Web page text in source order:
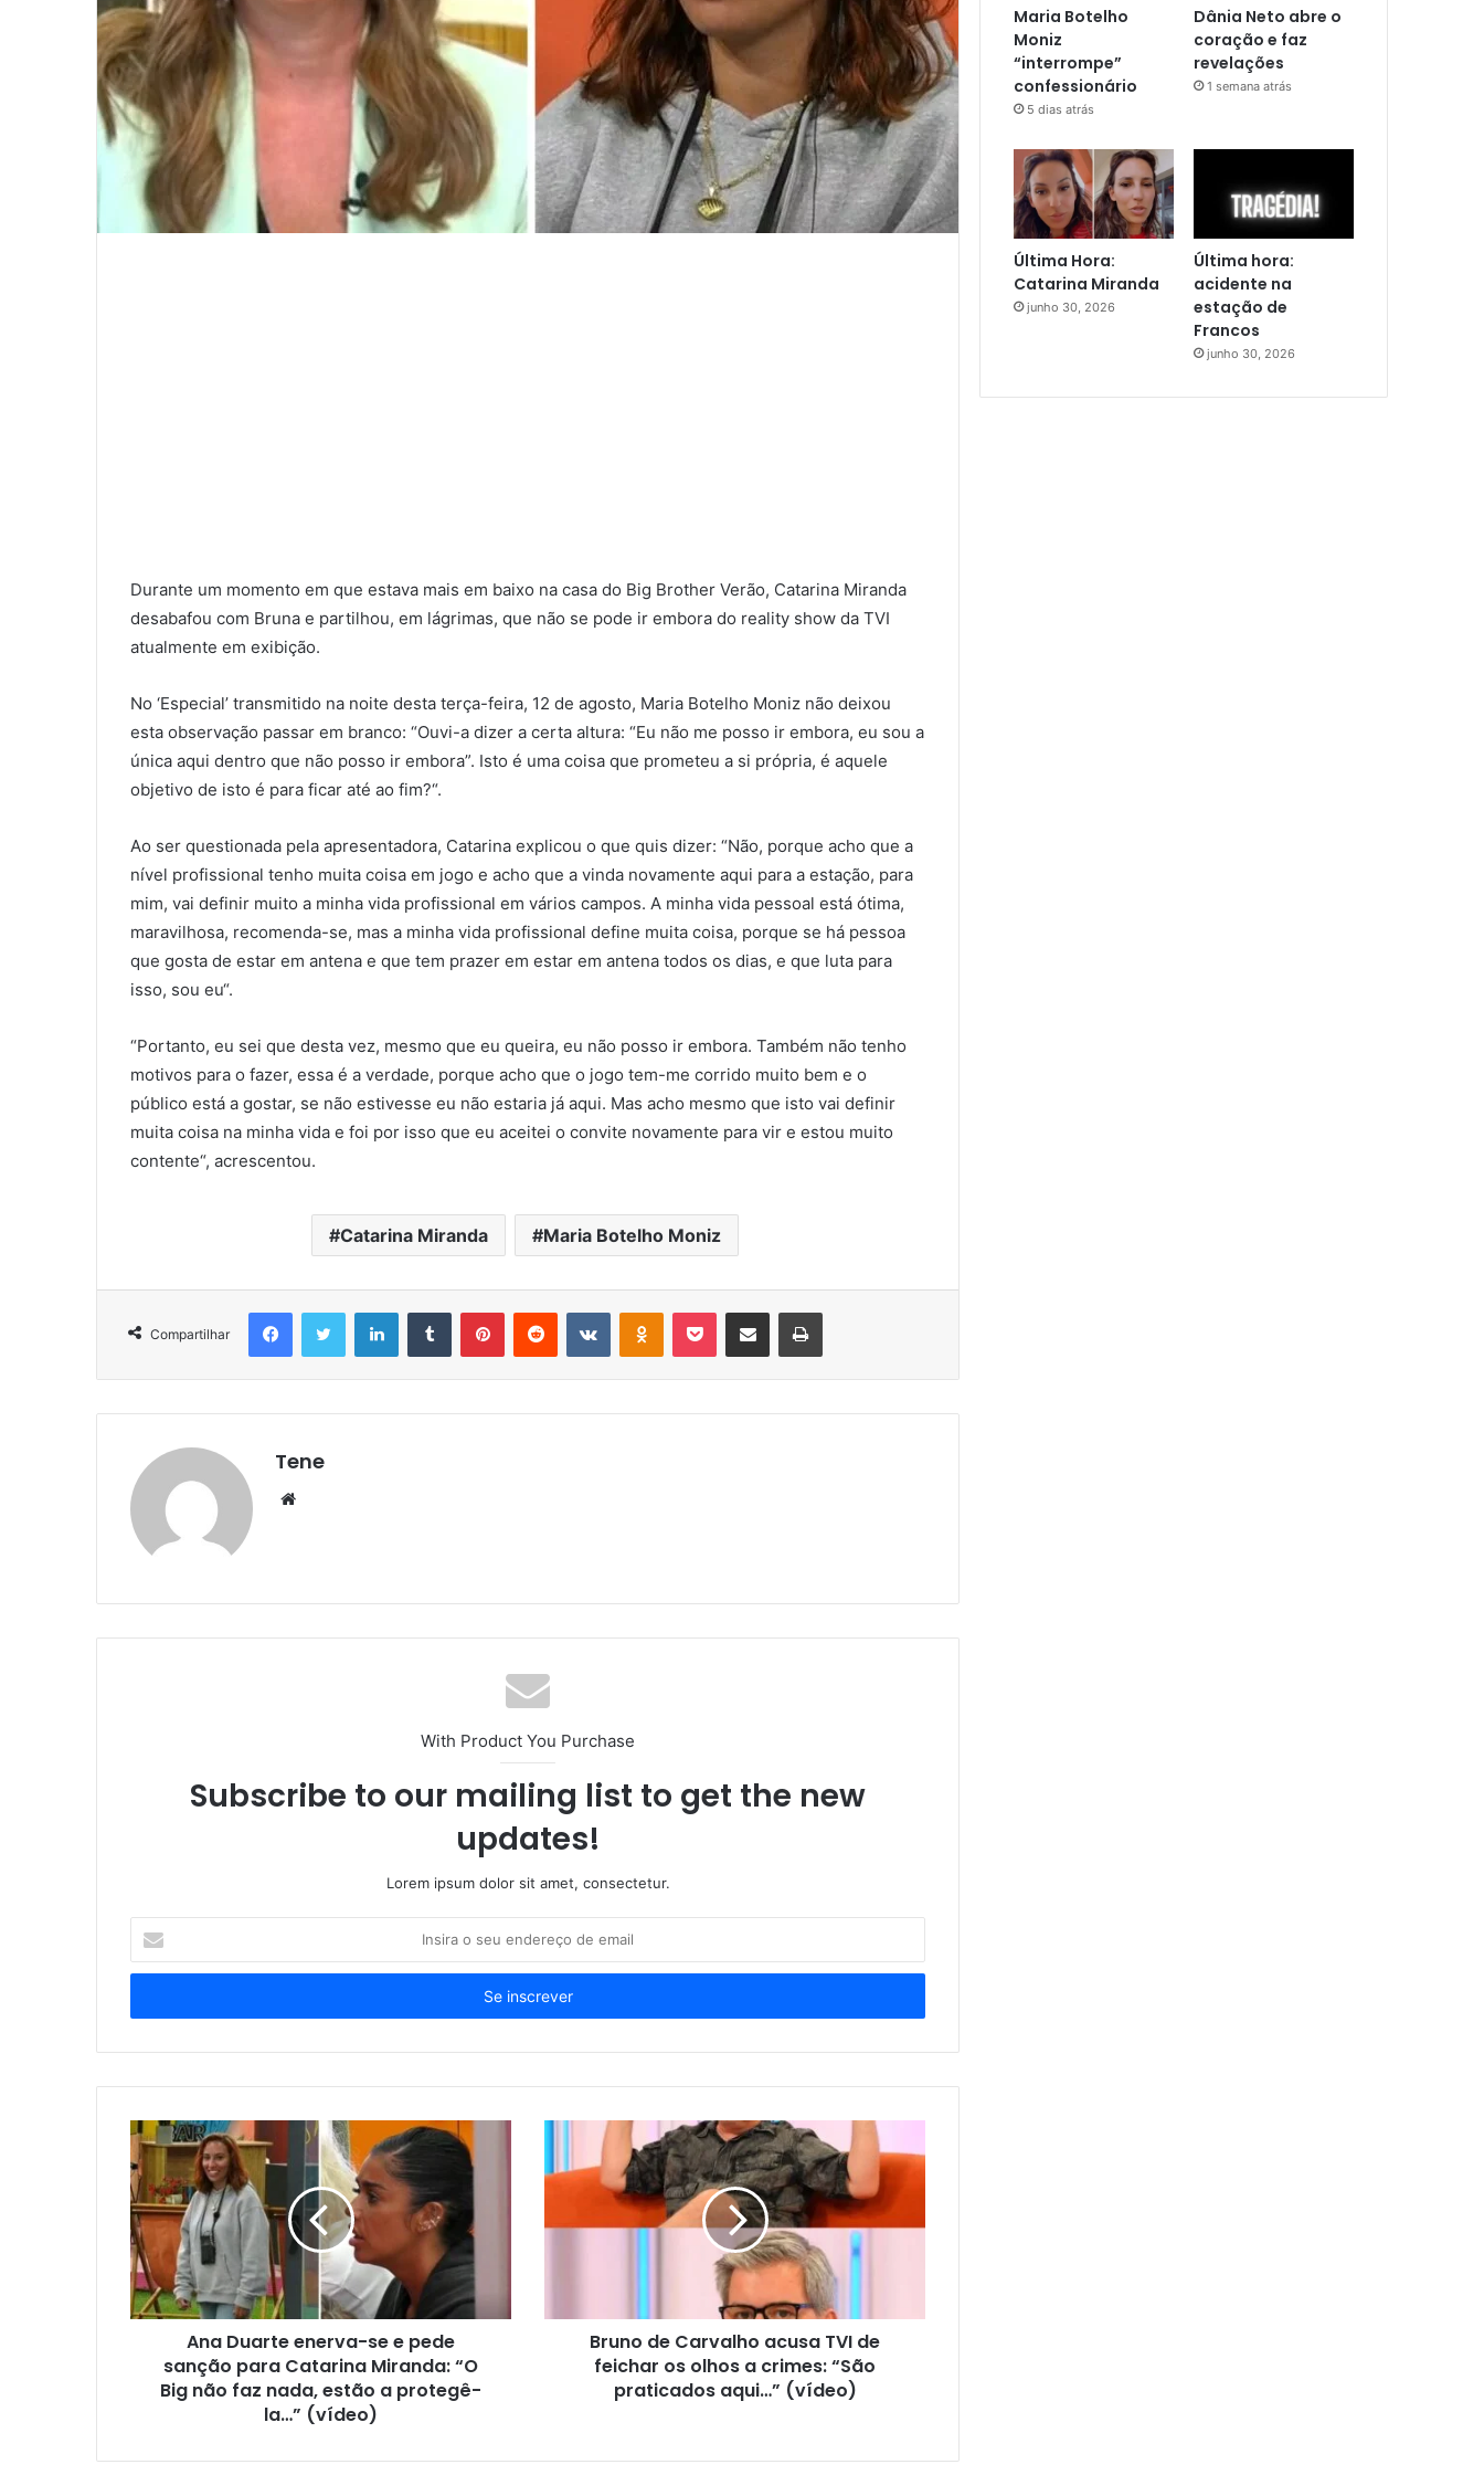
Durante um momento em que estava mais em baixo na casa do Big Brother Verão, Catarina Miranda
desabafou com Bruna e partilhou, em lágrimas, que não se pode ir embora do reality show da TVI
atualmente em exibição.
No ‘Especial’ transmitido na noite desta terça-feira, 12 de agosto, Maria Botelho Moniz não deixou
esta observação passar em branco: “Ouvi-a dizer a certa altura: “Eu não me posso ir embora, eu sou a
única aqui dentro que não posso ir embora”. Isto é uma coisa que prometeu a si própria, é aquele
objetivo de isto é para ficar até ao fim?“.
Ao ser questionada pela apresentadora, Catarina explicou o que quis dizer: “Não, porque acho que a
nível profissional tenho muita coisa em jogo e acho que a vinda novamente aqui para a estação, para
mim, vai definir muito a minha vida profissional em vários campos. A minha vida pessoal está ótima,
maravilhosa, recomenda-se, mas a minha vida profissional define muita coisa, porque se há pessoa
que gosta de estar em antena e que tem prazer em estar em antena todos os dias, e que luta para
isso, sou eu“.
“Portanto, eu sei que desta vez, mesmo que eu queira, eu não posso ir embora. Também não tenho
motivos para o fazer, essa é a verdade, porque acho que o jogo tem-me corrido muito bem e o
público está a gostar, se não estivesse eu não estaria já aqui. Mas acho mesmo que isto vai definir
muita coisa na minha vida e foi por isso que eu aceitei o convite novamente para vir e estou muito
contente“, acrescentou.
Catarina Miranda Maria Botelho Moniz
Compartilhar
FacebookTwitter LinkedinTumblr PinterestReddit VK OK Pocket Compartilhar via e-mail Imprimir
Tene
Website
With Product You Purchase
Subscribe to our mailing list to get the new
updates!
Lorem ipsum dolor sit amet, consectetur.
seu
de
Ana Duarte enerva-se e pede
sanção para Catarina Miranda: “O
Big não faz nada, estão a protegê-
la…” (vídeo)
Bruno de Carvalho acusa TVI de
feichar os olhos a crimes: “São
praticados aqui…” (vídeo)
Maria Botelho
Moniz
“interrompe”
confessionário
5 dias atrás
Dânia Neto abre o
coração e faz
revelações
1 semana atrás
Última Hora:
Catarina Miranda
junho 30, 2026
Última hora:
acidente na
estação de
Francos
junho 30, 2026